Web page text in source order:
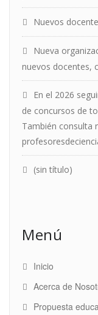
Nuevos
Nueva
nuevos docentes,
En el 2026
de concursos de
También consulta
(sin título)
Menú
Inicio
Acerca de
Propuesta